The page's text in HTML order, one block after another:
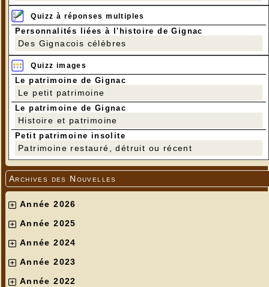
Quizz à réponses multiples
Personnalités liées à l'histoire de Gignac
Des Gignacois célèbres
Quizz images
Le patrimoine de Gignac
Le petit patrimoine
Le patrimoine de Gignac
Histoire et patrimoine
Petit patrimoine insolite
Patrimoine restauré, détruit ou récent
Archives des Nouvelles
Année 2026
Année 2025
Année 2024
Année 2023
Année 2022